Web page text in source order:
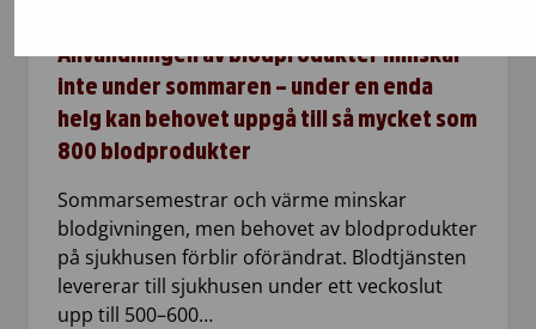
Användningen av blodprodukter minskar
inte under sommaren – under en enda
helg kan behovet uppgå till så mycket som
800 blodprodukter
Sommarsemestrar och värme minskar
blodgivningen, men behovet av blodprodukter
på sjukhusen förblir oförändrat. Blodtjänsten
levererar till sjukhusen under ett veckoslut
upp till 500–600…